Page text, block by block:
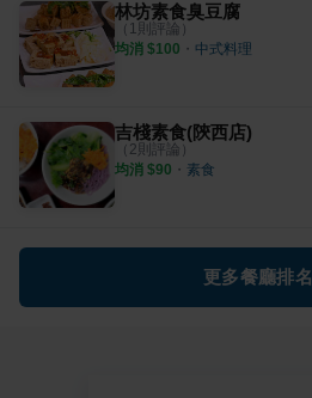
林坊素食臭豆腐
（ 1則評論）
均消 $100 ・ 中式料理
吉棧素食(陝西店)
（ 2則評論）
均消 $90 ・ 素食
更多餐廳排名